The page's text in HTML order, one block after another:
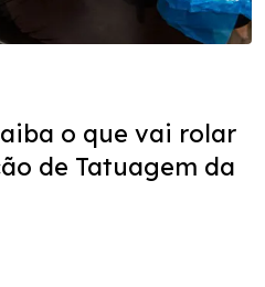
o que vai rolar
de Tatuagem da